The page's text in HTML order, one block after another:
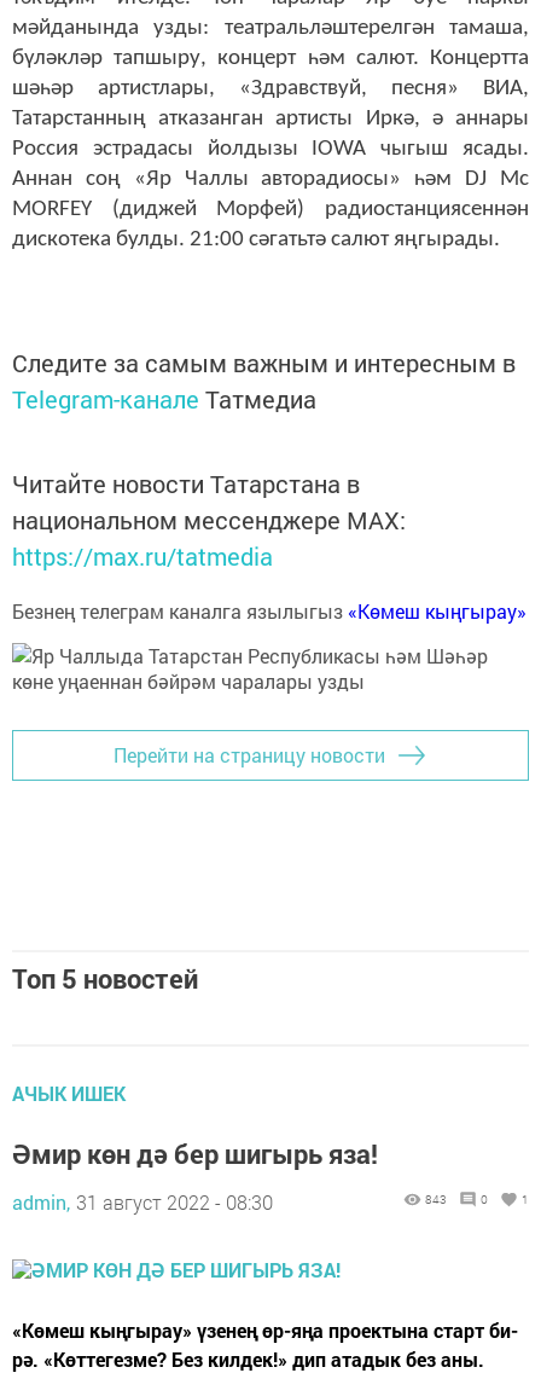
мәйданында узды: театральләштерелгән тамаша,
бүләкләр тапшыру, концерт һәм салют. Концертта
шәһәр артистлары, «Здравствуй, песня» ВИА,
Татарстанның атказанган артисты Иркә, ә аннары
Россия эстрадасы йолдызы IOWA чыгыш ясады.
Аннан соң «Яр Чаллы авторадиосы» һәм DJ Mc
MORFEY (диджей Морфей) радиостанциясеннән
дискотека булды. 21:00 сәгатьтә салют яңгырады.
Следите за самым важным и интересным в
Telegram-канале Татмедиа
Читайте новости Татарстана в
национальном мессенджере MАХ:
https://max.ru/tatmedia
Безнең телеграм каналга язылыгыз «Көмеш кыңгырау»
Перейти на страницу новости
Топ 5 новостей
АЧЫК ИШЕК
Әмир көн дә бер шигырь яза!
admin, 31 август 2022 - 08:30 843 0 1
«Кө­меш кың­гы­рау» үзе­нең өр-яңа про­ек­ты­на старт би­
рә. «Көт­те­гез­ме? Без кил­дек!» дип ата­дык без аны.